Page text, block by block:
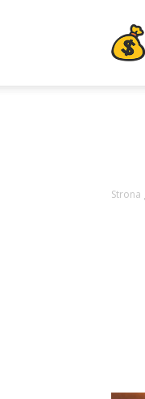
milion.pl
Strona